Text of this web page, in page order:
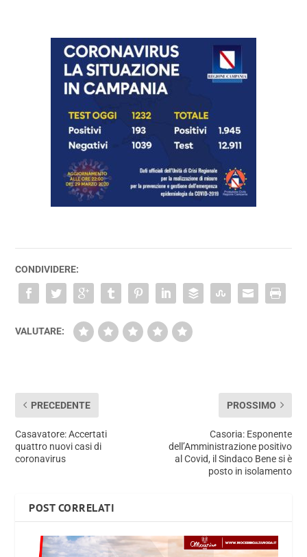
CONDIVIDERE:
VALUTARE:
PRECEDENTE
Casavatore: Accertati
quattro nuovi casi di
coronavirus
PROSSIMO
Casoria: Esponente
dell’Amministrazione positivo
al Covid, il Sindaco Bene si è
posto in isolamento
POST CORRELATI